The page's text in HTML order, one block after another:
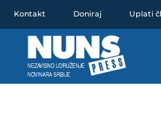
sadržaj
Kontakt Doniraj Uplati